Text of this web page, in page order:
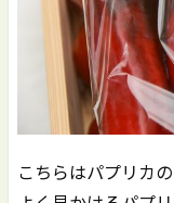
こちらはパプリカ